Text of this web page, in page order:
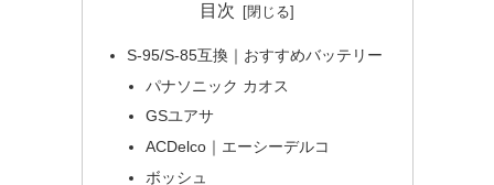
目次
S-95/S-85互換｜おすすめバッテリー
パナソニック カオス
GSユアサ
ACDelco｜エーシーデルコ
ボッシュ